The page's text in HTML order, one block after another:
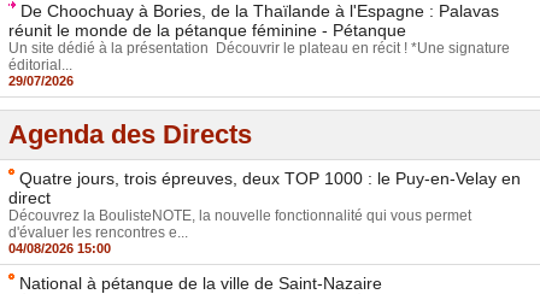
De Choochuay à Bories, de la Thaïlande à l'Espagne : Palavas
réunit le monde de la pétanque féminine - Pétanque
Un site dédié à la présentation Découvrir le plateau en récit ! *Une signature
éditorial...
29/07/2026
Agenda des Directs
Quatre jours, trois épreuves, deux TOP 1000 : le Puy-en-Velay en
direct
Découvrez la BoulisteNOTE, la nouvelle fonctionnalité qui vous permet
d'évaluer les rencontres e...
04/08/2026 15:00
National à pétanque de la ville de Saint-Nazaire